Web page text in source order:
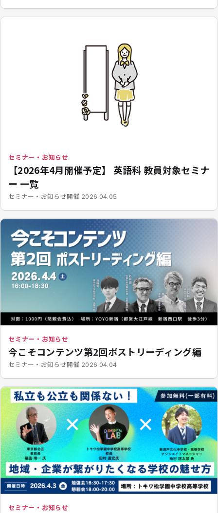
セミナー・お知らせ
【2026年4月開催予定】 英語科 教員対象セミナ
ー 一覧
セミナー・お知らせ開催 2026.04.05
セミナー・お知らせ
今こそコンテンツ第2回ポストリーディング編
セミナー・お知らせ開催 2026.04.04
セミナー・お知らせ